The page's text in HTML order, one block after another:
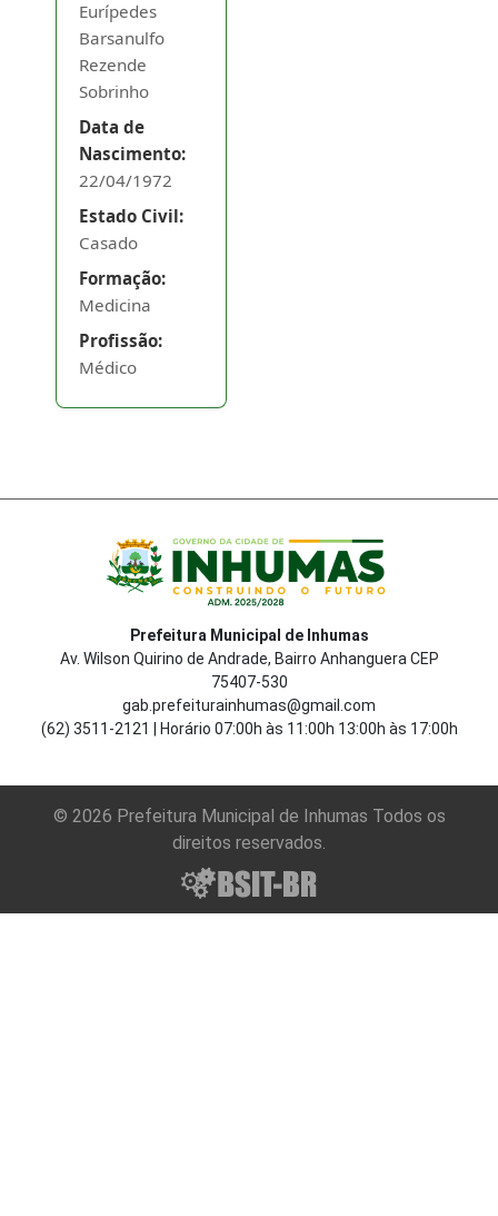
especiais,
protocolares e
administrativas;
IV - articular
assuntos de
interesses
Municipais;
V - assessorar o
Prefeito em
suas funções
executivas;
VI - dirigir as
que a estrutura
lhe competir ou
vincular, por
Executivo;
VII - exercer, em
estrutura
administrativa
nomeado pelo
Eurípedes
Barsanulfo
Rezende
Sobrinho
Data de
Nascimento:
22/04/1972
Estado Civil:
Casado
Formação:
Medicina
Profissão:
Médico
Prefeitura Municipal de Inhumas
Av. Wilson Quirino de Andrade, Bairro Anhanguera CEP
75407-530
gab.prefeiturainhumas@gmail.com
(62) 3511-2121 | Horário 07:00h às 11:00h 13:00h às 17:00h
© 2026 Prefeitura Municipal de Inhumas Todos os
direitos reservados.